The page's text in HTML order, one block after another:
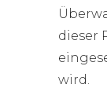
dieser
wird.